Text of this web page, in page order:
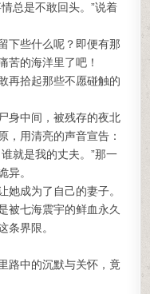
总是不敢回头。”说着
下些什么呢？即便有那
苦的海洋里了吧！
再拾起那些不愿碰触的
身中间，被残存的夜北
，用清亮的声音宣告：
就是我的丈夫。”那一
异。
她成为了自己的妻子。
被七海震宇的鲜血永久
条界限。
路中的沉默与关怀，竟